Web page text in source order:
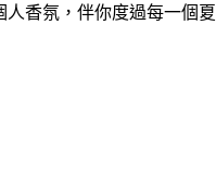
香氛，伴你度過每一個夏